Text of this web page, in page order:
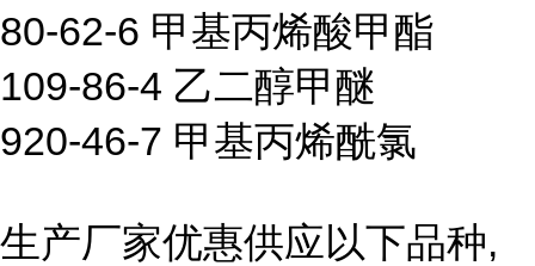
80-62-6 甲基丙烯酸甲酯
109-86-4 乙二醇甲醚
920-46-7 甲基丙烯酰氯
生产厂家优惠供应以下品种,